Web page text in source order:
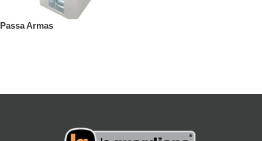
Passa Armas